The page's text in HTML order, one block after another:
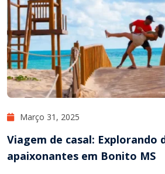
Março 31, 2025
Viagem de casal: Explorando
apaixonantes em Bonito MS